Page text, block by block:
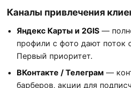
Каналы привлечения
Яндекс Карты и 2GIS —
профили с фото дают поток
Первый приоритет.
ВКонтакте / Телеграм —
барберов, акции для